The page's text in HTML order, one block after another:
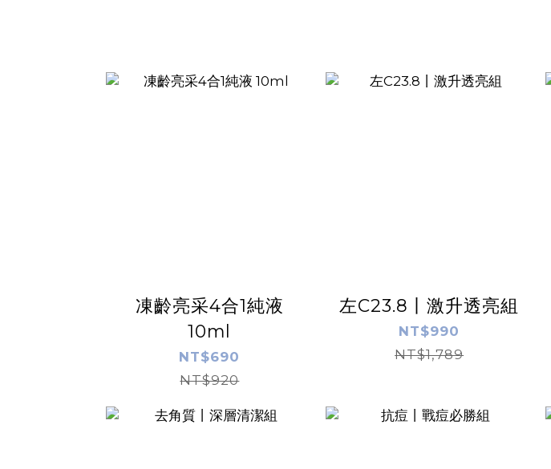
凍齡亮采4合1純液
10ml
NT$690
NT$920
左C23.8丨激升透亮組
NT$990
NT$1,789